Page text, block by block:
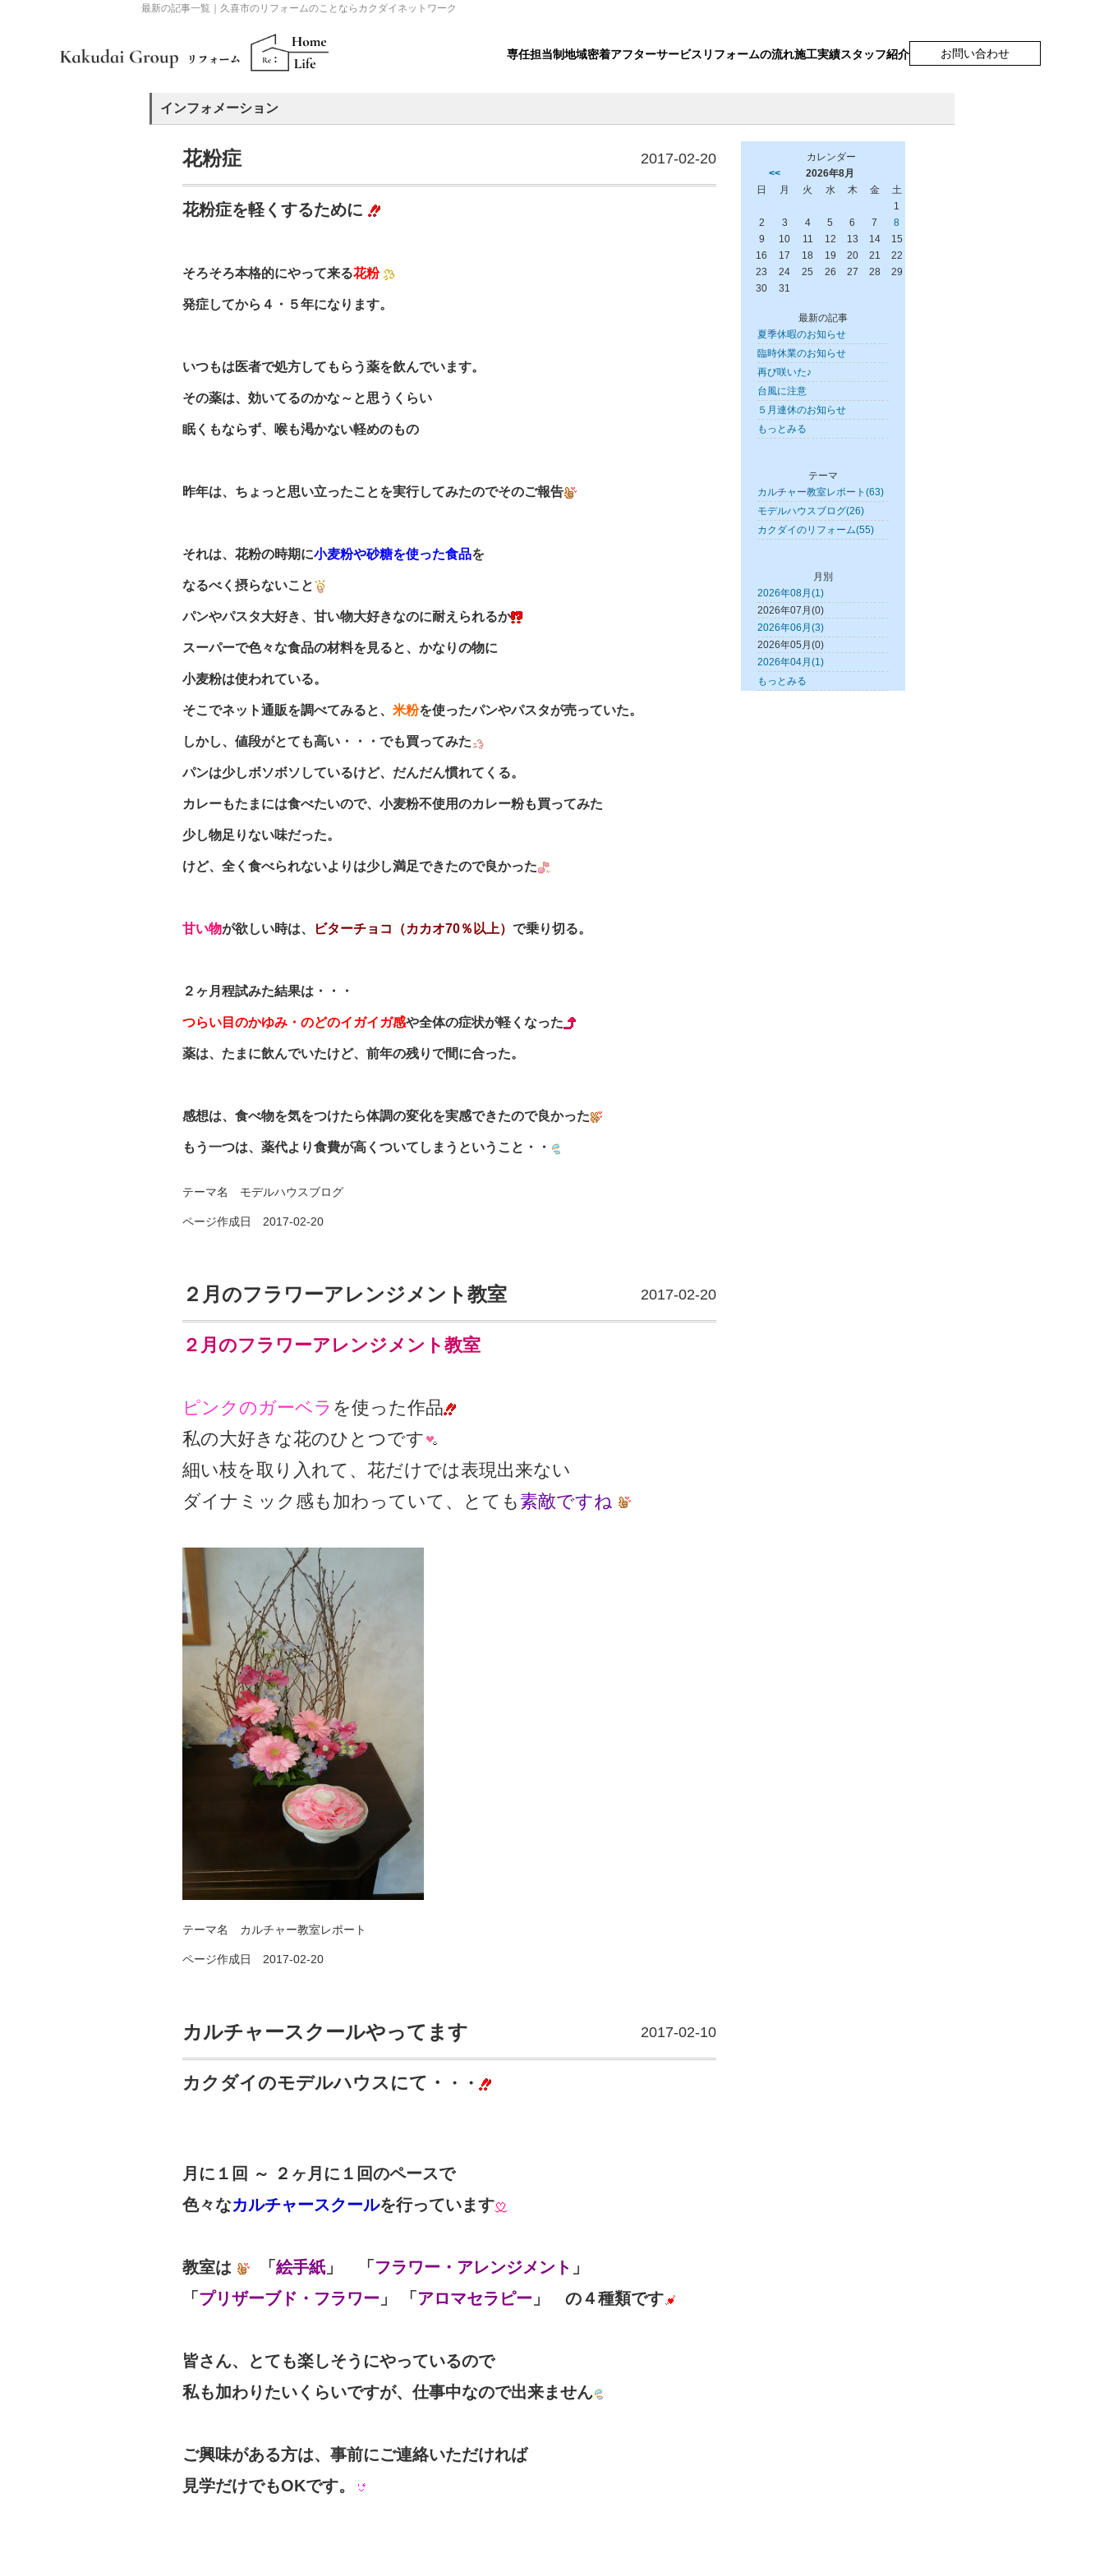
最新の記事一覧｜久喜市のリフォームのことならカクダイネットワーク
専任担当制地域密着アフターサービス リフォームの流れ施工実績スタッフ紹介 お問い合わせ
インフォメーション
花粉症 2017-02-20
花粉症を軽くするために
そろそろ本格的にやって来る花粉
発症してから４・５年になります。
いつもは医者で処方してもらう薬を飲んでいます。
その薬は、効いてるのかな～と思うくらい
眠くもならず、喉も渇かない軽めのもの
昨年は、ちょっと思い立ったことを実行してみたのでそのご報告
それは、花粉の時期に小麦粉や砂糖を使った食品を
なるべく摂らないこと
パンやパスタ大好き、甘い物大好きなのに耐えられるか
スーパーで色々な食品の材料を見ると、かなりの物に
小麦粉は使われている。
そこでネット通販を調べてみると、 米粉を使ったパンやパスタが売っていた。
しかし、値段がとても高い・・・でも買ってみた
パンは少しボソボソしているけど、だんだん慣れてくる。
カレーもたまには食べたいので、小麦粉不使用のカレー粉も買ってみた
少し物足りない味だった。
けど、全く食べられないよりは少し満足できたので良かった
甘い物が欲しい時は、 ビターチョコ（カカオ70％以上） で乗り切る。
２ヶ月程試みた結果は・・・
つらい目のかゆみ・のどのイガイガ感や全体の症状が軽くなった
薬は、たまに飲んでいたけど、前年の残りで間に合った。
感想は、食べ物を気をつけたら体調の変化を実感できたので良かった
もう一つは、薬代より食費が高くついてしまうということ・・
テーマ名 モデルハウスブログ
ページ作成日 2017-02-20
２月のフラワーアレンジメント教室 2017-02-20
２月のフラワーアレンジメント教室
ピンクのガーベラ を使った作品
私の大好きな花のひとつです
細い枝を取り入れて、花だけでは表現出来ない
ダイナミック感も加わっていて、とても素敵ですね
テーマ名 カルチャー教室レポート
ページ作成日 2017-02-20
カルチャースクールやってます 2017-02-10
カクダイのモデルハウスにて・ ・・
月に１回 ～ ２ヶ月に１回のペースで
色々なカルチャースクールを行っています
教室は 「 絵手紙 」 「 フラワー・アレンジメント 」
「 プリザーブド・フラワー 」 「 アロマセラピー 」 の４種類です
皆さん、とても楽しそうにやっているので
私も加わりたいくらいですが、仕事中なので出来ません
ご興味がある方は、事前にご連絡いただければ
見学だけでもOKです。
カレンダー
<<
2026年8月
日
月 火 水 木 金
土
1
2
3 4 5 6 7
8
9
10 11 12 13 14
15
16
17 18 19 20 21
22
23
24 25 26 27 28
29
30
31
最新の記事
夏季休暇のお知らせ
臨時休業のお知らせ
再び咲いた♪
台風に注意
５月連休のお知らせ
もっとみる
テーマ
カルチャー教室レポート(63)
モデルハウスブログ(26)
カクダイのリフォーム(55)
月別
2026年08月(1)
2026年07月(0)
2026年06月(3)
2026年05月(0)
2026年04月(1)
もっとみる